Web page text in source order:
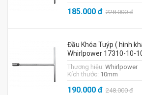
185.000đ 228.000đ
Đầu Khóa Tuýp ( hình
Whirlpower 17310-10-
Thương hiệu: Whirlpower
Kích thước: 10mm
190.000đ 248.000đ